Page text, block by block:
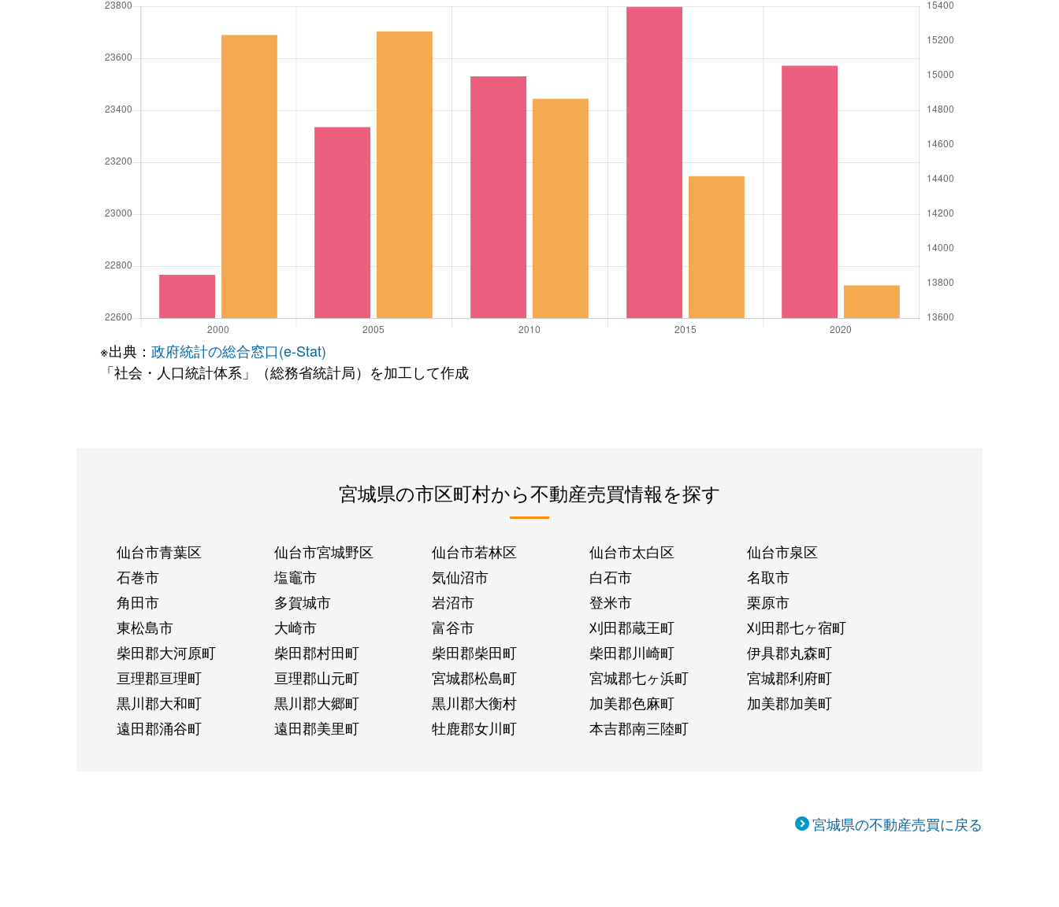
※出典： 政府統計の総合窓口(e-Stat)
「社会・人口統計体系」（総務省統計局）を加工して作成
宮城県の市区町村から不動産売買情報を探す
仙台市青葉区 仙台市宮城野区 仙台市若林区 仙台市太白区
仙台市泉区
石巻市
塩竈市 気仙沼市 白石市
名取市
角田市
多賀城市 岩沼市 登米市
栗原市
東松島市
大崎市 富谷市 刈田郡蔵王町
刈田郡七ヶ宿町
柴田郡大河原町
柴田郡村田町 柴田郡柴田町 柴田郡川崎町
伊具郡丸森町
亘理郡亘理町
亘理郡山元町 宮城郡松島町 宮城郡七ヶ浜町
宮城郡利府町
黒川郡大和町
黒川郡大郷町 黒川郡大衡村 加美郡色麻町
加美郡加美町
遠田郡涌谷町
遠田郡美里町 牡鹿郡女川町 本吉郡南三陸町
宮城県の不動産売買に戻る